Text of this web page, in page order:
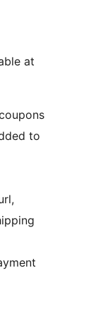
at
to